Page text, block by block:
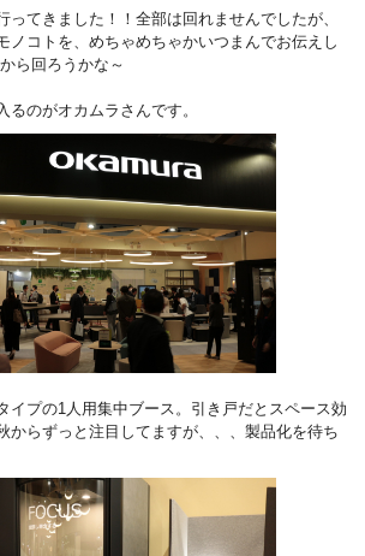
ってきました！！全部は回れませんでしたが、
ノコトを、めちゃめちゃかいつまんでお伝えし
ら回ろうかな～
るのがオカムラさんです。
イプの1人用集中ブース。引き戸だとスペース効
からずっと注目してますが、、、製品化を待ち